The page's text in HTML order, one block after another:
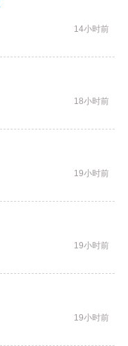
14小时前
18小时前
19小时前
19小时前
19小时前